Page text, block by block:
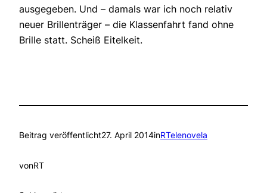
ausgegeben. Und – damals war ich noch relativ
neuer Brillenträger – die Klassenfahrt fand ohne
Brille statt. Scheiß Eitelkeit.
Beitrag veröffentlicht27. April 2014inRTelenovela
vonRT